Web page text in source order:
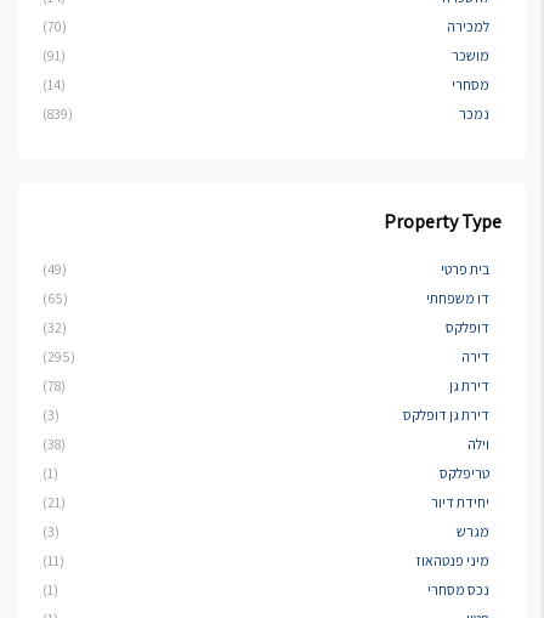
למכירה
(70)
מושכר
(91)
מסחרי
(14)
נמכר
(839)
Property Type
בית פרטי
(49)
דו משפחתי
(65)
דופלקס
(32)
דירה
(295)
דירת גן
(78)
דירת גן דופלקס
(3)
וילה
(38)
טריפלקס
(1)
יחידת דיור
(21)
מגרש
(3)
מיני פנטהאוז
(11)
נכס מסחרי
(1)